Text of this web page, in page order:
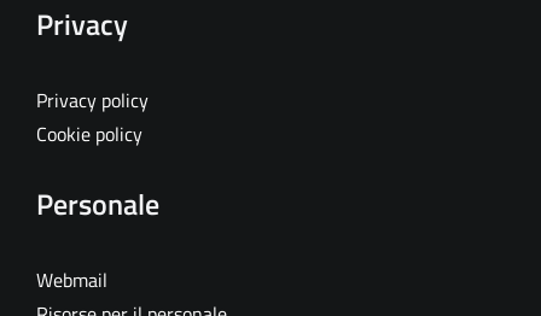
Privacy
Privacy policy
Cookie policy
Personale
Webmail